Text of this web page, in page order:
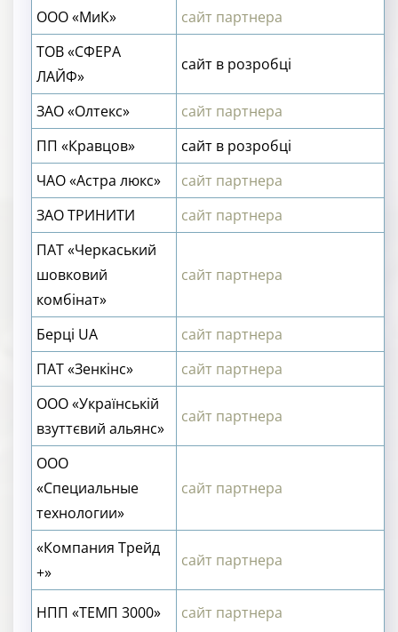
ООО «МиК»
сайт партнера
ТОВ «СФЕРА
ЛАЙФ»
сайт в розробці
ЗАО «Олтекс»
сайт партнера
ПП «Кравцов»
сайт в розробці
ЧАО «Астра люкс»
сайт партнера
ЗАО ТРИНИТИ
сайт партнера
ПАТ «Черкаський
шовковий
комбінат»
сайт партнера
Берці UA
сайт партнера
ПАТ «Зенкінс»
сайт партнера
ООО «Українській
взуттєвий альянс»
сайт партнера
ООО
«Специальные
технологии»
сайт партнера
«Компания Трейд
+»
сайт партнера
НПП «ТЕМП 3000» сайт партнера